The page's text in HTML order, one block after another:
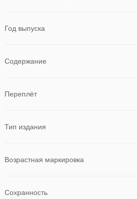
Год выпуска
Содержание
Переплёт
Тип издания
Возрастная маркировка
Сохранность